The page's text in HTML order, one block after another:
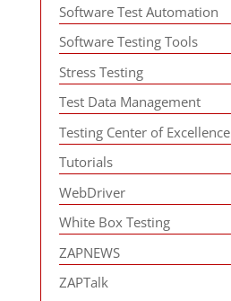
Software Test Automation
Software Testing Tools
Stress Testing
Test Data Management
Testing Center of Excellence
Tutorials
WebDriver
White Box Testing
ZAPNEWS
ZAPTalk